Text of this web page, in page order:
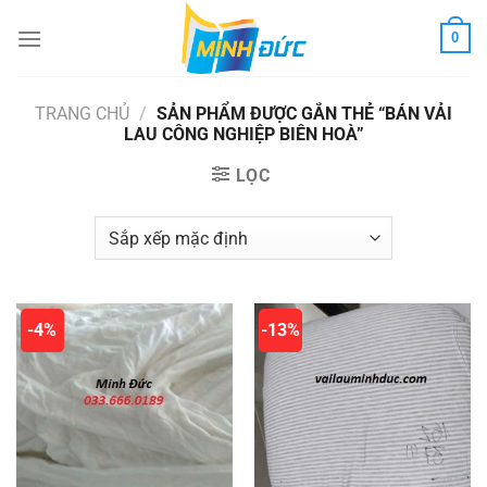
đến
0
TRANG CHỦ / SẢN PHẨM ĐƯỢC GẮN THẺ “BÁN VẢI
LAU CÔNG NGHIỆP BIÊN HOÀ”
LỌC
-4% -13%